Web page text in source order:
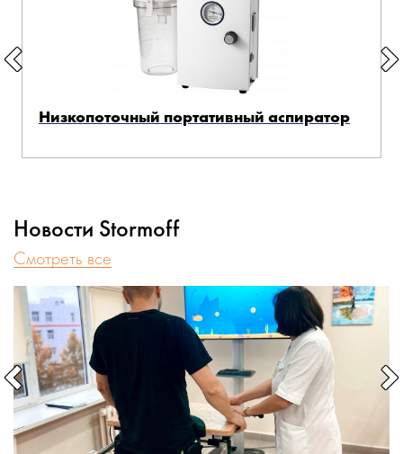
Низкопоточный портативный аспиратор
Новости Stormoff
Cмотреть все